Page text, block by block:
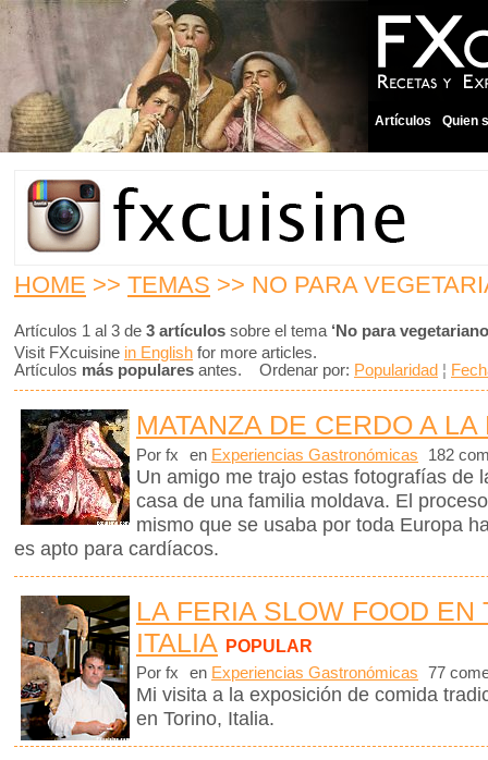
Artículos Quien
HOME >> TEMAS >> NO PARA
Artículos 1 al 3 de 3 artículos sobre el tema ‘No para
Visit FXcuisine in English for more articles.
Artículos más populares antes. Ordenar por: Popularidad ¦
MATANZA DE CERDO A LA
Por fx en Experiencias Gastronómicas 182
Un amigo me trajo estas fotografías de
casa de una familia moldava. El
mismo que se usaba por toda Europa
es apto para cardíacos.
LA FERIA SLOW FOOD EN
ITALIA POPULAR
Por fx en Experiencias Gastronómicas 77
Mi visita a la exposición de comida
en Torino, Italia.